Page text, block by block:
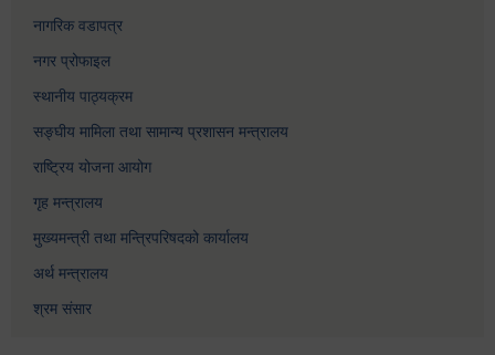
नागरिक वडापत्र
नगर प्रोफाइल
स्थानीय पाठ्यक्रम
सङ्घीय मामिला तथा सामान्य प्रशासन मन्त्रालय
राष्ट्रिय योजना आयोग
गृह मन्त्रालय
मुख्यमन्त्री तथा मन्त्रिपरिषदको कार्यालय
अर्थ मन्त्रालय
श्रम संसार